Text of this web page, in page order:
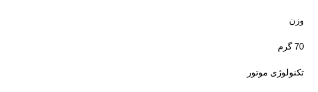
وزن
70 گرم
تکنولوژی موتور